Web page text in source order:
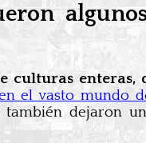
culturas enteras,
el vasto mundo
también dejaron